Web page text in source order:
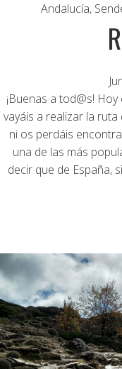
Andalucía,
¡Buenas a tod@s!
vayáis a realizar la
ni os perdáis
una de las más
decir que de España,